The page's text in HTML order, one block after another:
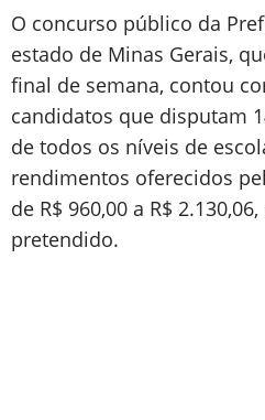
O concurso público da
estado de Minas Gerais,
final de semana, contou
candidatos que disputam
de todos os níveis de
rendimentos oferecidos
de R$ 960,00 a R$
pretendido.